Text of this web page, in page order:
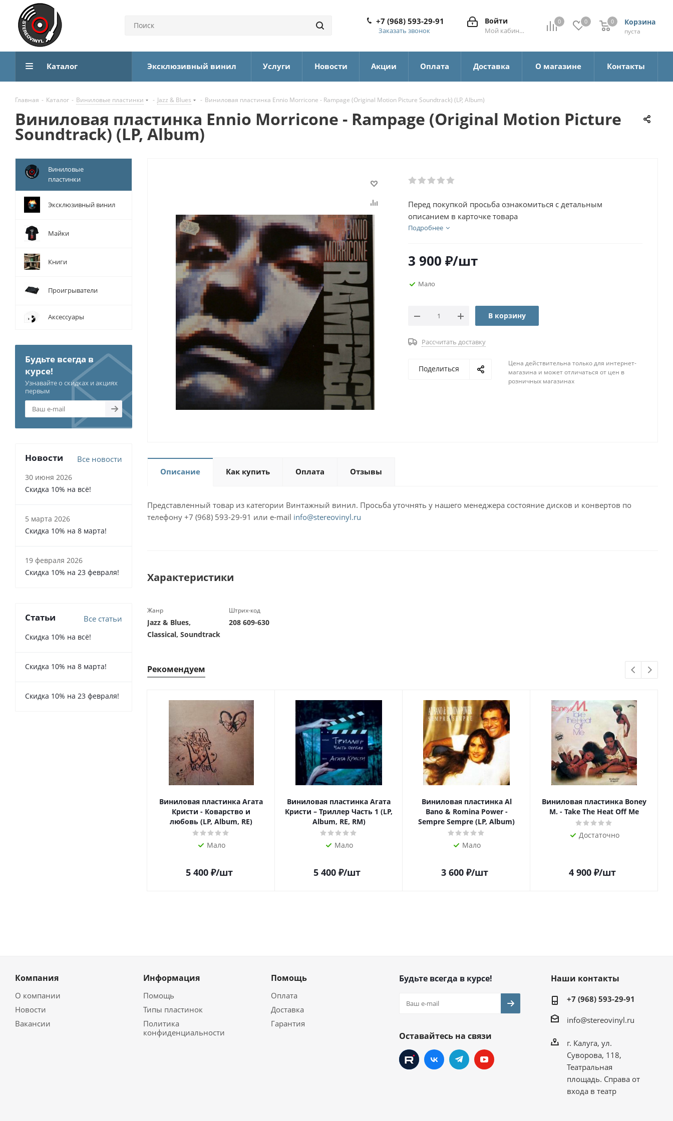
0 0 Корзина
0
пуста
0
Войти
Мой кабинет
+7 (968) 593-29-91
Заказать звонок
Каталог Эксклюзивный винил Услуги Новости Акции Оплата Доставка О магазине Контакты
Главная - Каталог - Виниловые пластинки - Jazz & Blues - Виниловая пластинка Ennio Morricone - Rampage (Original Motion Picture Soundtrack) (LP, Album)
Виниловая пластинка Ennio Morricone - Rampage (Original Motion Picture
Soundtrack) (LP, Album)
Перед покупкой просьба ознакомиться с детальным
описанием в карточке товара
Подробнее
3 900 ₽/шт
Мало
В корзину
Рассчитать доставку
Поделиться
Цена действительна только для интернет-
магазина и может отличаться от цен в
розничных магазинах
Описание Как купить Оплата Отзывы
Представленный товар из категории Винтажный винил. Просьба уточнять у нашего менеджера состояние дисков и конвертов по
телефону +7 (968) 593-29-91 или e-mail info@stereovinyl.ru
Характеристики
Жанр
Jazz & Blues,
Classical, Soundtrack
Штрих-код
208 609-630
Рекомендуем
Виниловая пластинка Агата
Кристи - Коварство и
любовь (LP, Album, RE)
Мало
5 400 ₽/шт
Виниловая пластинка Агата
Кристи – Триллер Часть 1 (LP,
Album, RE, RM)
Мало
5 400 ₽/шт
Виниловая пластинка Al
Bano & Romina Power -
Sempre Sempre (LP, Album)
Мало
3 600 ₽/шт
Виниловая пластинка Boney
M. - Take The Heat Off Me
Достаточно
4 900 ₽/шт
Виниловые
пластинки
Эксклюзивный винил
Майки
Книги
Проигрыватели
Аксессуары
Будьте всегда в
курсе!
Узнавайте о скидках и акциях
первым
Новости Все новости
30 июня 2026
Скидка 10% на всё!
5 марта 2026
Скидка 10% на 8 марта!
19 февраля 2026
Скидка 10% на 23 февраля!
Статьи Все статьи
Скидка 10% на всё!
Скидка 10% на 8 марта!
Скидка 10% на 23 февраля!
Компания
О компании
Новости
Вакансии
Информация
Помощь
Типы пластинок
Политика
конфиденциальности
Помощь
Оплата
Доставка
Гарантия
Будьте всегда в курсе!
Оставайтесь на связи
Наши контакты
+7 (968) 593-29-91
info@stereovinyl.ru
г. Калуга, ул.
Суворова, 118,
Театральная
площадь. Справа от
входа в театр